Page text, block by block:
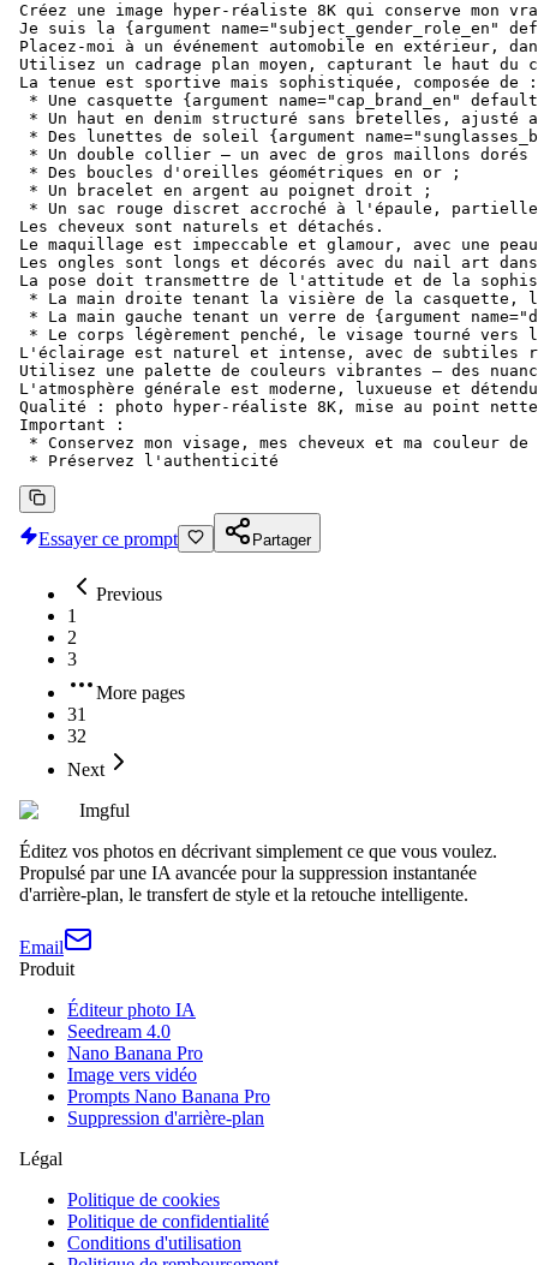
Créez une image hyper-réaliste 8K qui conserve mon
Je suis la {argument name="subject_gender_role_en"
Placez-moi à un événement automobile en
Utilisez un cadrage plan moyen, capturant le haut
La tenue est sportive mais sophistiquée, composée de :
* Une casquette {argument name="cap_brand_en"
* Un haut en denim structuré sans bretelles,
* Des lunettes de soleil {argument
* Un double collier – un avec de gros maillons
* Des boucles d'oreilles géométriques en or ;
* Un bracelet en argent au poignet droit ;
* Un sac rouge discret accroché à l'épaule,
Les cheveux sont naturels et détachés.
Le maquillage est impeccable et glamour, avec une
Les ongles sont longs et décorés avec du nail art
La pose doit transmettre de l'attitude et de la
* La main droite tenant la visière de la casquette,
* La main gauche tenant un verre de {argument
* Le corps légèrement penché, le visage tourné vers
L'éclairage est naturel et intense, avec de subtiles
Utilisez une palette de couleurs vibrantes – des
L'atmosphère générale est moderne, luxueuse et
Qualité : photo hyper-réaliste 8K, mise au point
Important :
* Conservez mon visage, mes cheveux et ma couleur
* Préservez l'authenticité
Essayer ce prompt Partager
Previous
1
2
3
More pages
31
32
Next
Imgful
Éditez vos photos en décrivant simplement ce que vous voulez.
Propulsé par une IA avancée pour la suppression instantanée
d'arrière-plan, le transfert de style et la retouche intelligente.
Email
Produit
Éditeur photo IA
Seedream 4.0
Nano Banana Pro
Image vers vidéo
Prompts Nano Banana Pro
Suppression d'arrière-plan
Légal
Politique de cookies
Politique de confidentialité
Conditions d'utilisation